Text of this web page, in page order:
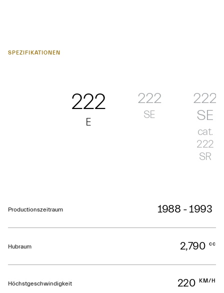
SPEZIFIKATIONEN
222
E
222
SE
222
SE
cat.
222
SR
Productionszeitraum 1988 - 1993
Hubraum 2,790 cc
Höchstgeschwindigkeit 220 KM/H